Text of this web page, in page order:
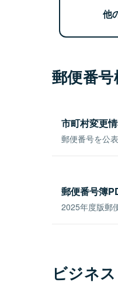
他
郵便番
市町村変更
郵便番号を公
郵便番号簿
2025年度版郵
ビジネ